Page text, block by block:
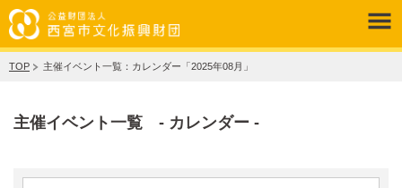
TOP 主催イベント一覧：カレンダー「2025年08月」
主催イベント一覧 - カレンダー -